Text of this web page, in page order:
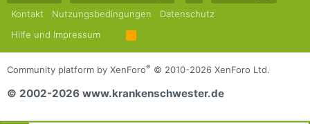
Kontakt
Nutzungsbedingungen
Datenschutz
Hilfe und Impressum
R
S
S
Community platform by XenForo® © 2010-2026 XenForo Ltd.
© 2002-2026 www.krankenschwester.de